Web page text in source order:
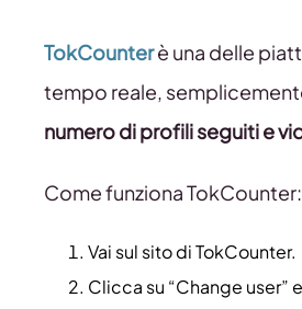
TokCounterè una delle
tempo reale,
numero di profili seguiti e
Come funziona TokCounter:
Vai sul sito di TokCounter.
Clicca su “Change user”